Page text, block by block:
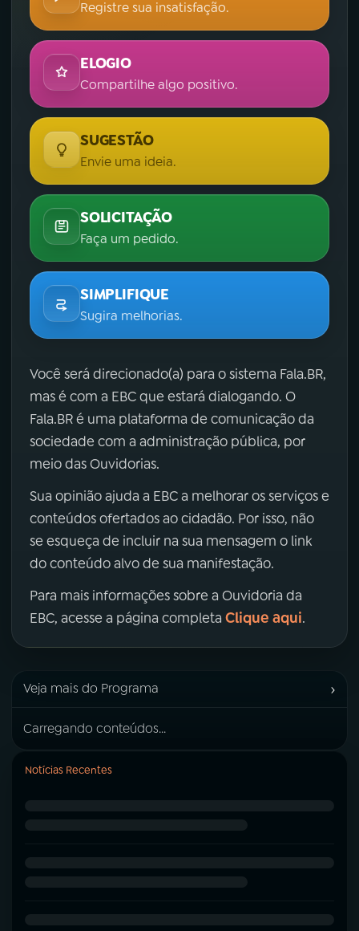
Registre sua insatisfação.
ELOGIO
Compartilhe algo positivo.
SUGESTÃO
Envie uma ideia.
SOLICITAÇÃO
Faça um pedido.
SIMPLIFIQUE
Sugira melhorias.
Você será direcionado(a) para o sistema Fala.BR,
mas é com a EBC que estará dialogando. O
Fala.BR é uma plataforma de comunicação da
sociedade com a administração pública, por
meio das Ouvidorias.
Sua opinião ajuda a EBC a melhorar os serviços e
conteúdos ofertados ao cidadão. Por isso, não
se esqueça de incluir na sua mensagem o link
do conteúdo alvo de sua manifestação.
Para mais informações sobre a Ouvidoria da
EBC, acesse a página completa Clique aqui.
Veja mais do Programa ›
Carregando conteúdos...
Notícias Recentes